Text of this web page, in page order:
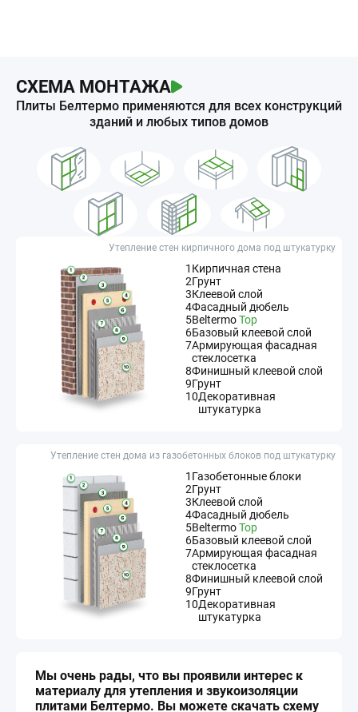
СХЕМА МОНТАЖА
Плиты Белтермо применяются для всех конструкций
зданий и любых типов домов
Утепление стен кирпичного дома под штукатурку
1 Кирпичная стена
2Грунт
3Клеевой слой
4Фасадный дюбель
5BeltermoTop
6Базовый клеевой слой
7Армирующая фасадная
стеклосетка
8Финишный клеевой слой
9Грунт
10Декоративная
штукатурка
Утепление стен дома из газобетонных блоков под штукатурку
1 Газобетонные блоки
2Грунт
3Клеевой слой
4Фасадный дюбель
5BeltermoTop
6Базовый клеевой слой
7Армирующая фасадная
стеклосетка
8Финишный клеевой слой
9Грунт
10Декоративная
штукатурка
Мы очень рады, что вы проявили интерес к
материалу для утепления и звукоизоляции
плитами Белтермо. Вы можете скачать схему